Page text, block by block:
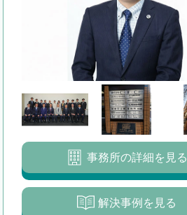
事務所の詳細を見る
解決事例を見る